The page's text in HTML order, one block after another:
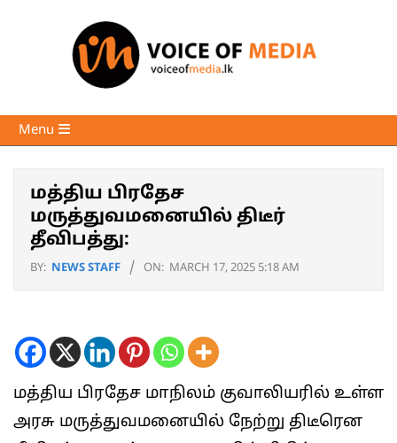
Voice
of
Primary
Navigation
Menu
மத்திய பிரதேச
மருத்துவமனையில் திடீர்
தீவிபத்து:
BY: NEWS STAFF ON: MARCH 17, 2025 5:18 AM
மத்திய பிரதேச மாநிலம் குவாலியரில் உள்ள
அரசு மருத்துவமனையில் நேற்று திடீரென